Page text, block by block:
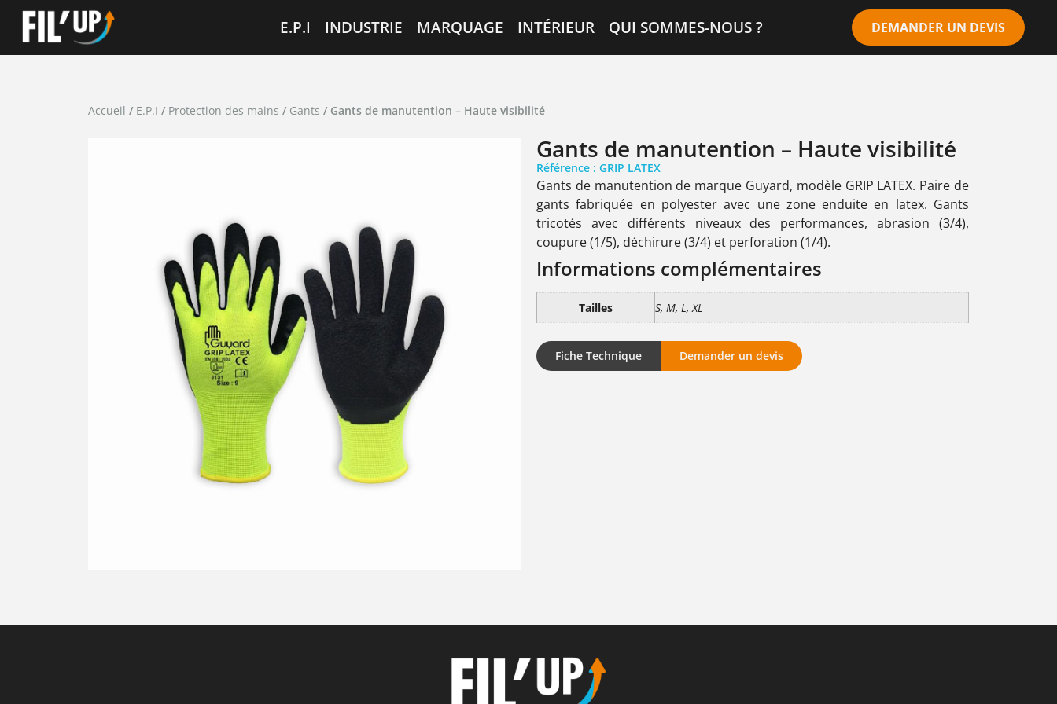
E.P.I INDUSTRIE MARQUAGE INTÉRIEUR QUI SOMMES-NOUS ? DEMANDER UN DEVIS
Accueil / E.P.I / Protection des mains / Gants / Gants de manutention – Haute visibilité
Gants de manutention – Haute visibilité
Référence : GRIP LATEX
Gants de manutention de marque Guyard, modèle GRIP LATEX. Paire de
gants fabriquée en polyester avec une zone enduite en latex. Gants
tricotés avec différents niveaux des performances, abrasion (3/4),
coupure (1/5), déchirure (3/4) et perforation (1/4).
Informations complémentaires
Tailles S, M, L, XL
Fiche Technique Demander un devis
Cookies management panel